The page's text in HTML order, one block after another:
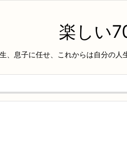
楽しい
、息子に任せ、これからは自分の人